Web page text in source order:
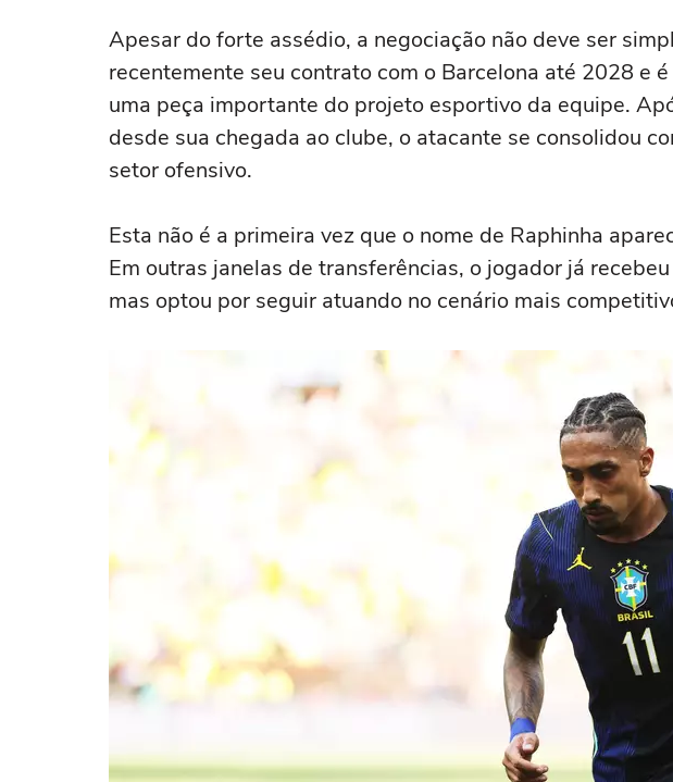
Apesar do forte assédio, a negociação não deve ser
recentemente seu contrato com o Barcelona até 2028 e
uma peça importante do projeto esportivo da equipe.
desde sua chegada ao clube, o atacante se consolidou
setor ofensivo.
Esta não é a primeira vez que o nome de Raphinha
Em outras janelas de transferências, o jogador já
mas optou por seguir atuando no cenário mais